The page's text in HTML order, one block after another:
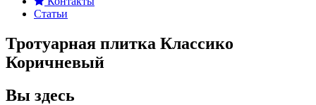
Статьи
Тротуарная плитка Классико
Коричневый
Вы здесь